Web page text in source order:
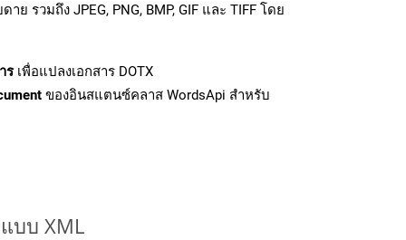
ย รวมถึง JPEG, PNG, BMP, GIF และ TIFF โดย
รเพื่อแปลงเอกสาร DOTX
ของอินสแตนซ์คลาส WordsApi สำหรับ
บบ XML